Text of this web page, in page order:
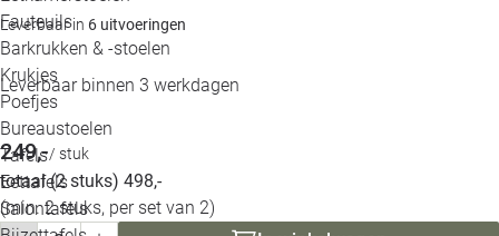
Fauteuils
Barkrukken & -stoelen
Krukjes
Poefjes
Bureaustoelen
Tafels
Eettafels
Salontafels
Leverbaar in 6 uitvoeringen
Leverbaar binnen 3 werkdagen
249,-/ stuk
totaal (2 stuks) 498,-
(min. 2 stuks, per set van 2)